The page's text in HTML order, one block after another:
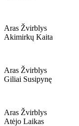
Aras Žvirblys
Akimirkų Kaita
Aras Žvirblys
Giliai Susipynę
Aras Žvirblys
Atėjo Laikas